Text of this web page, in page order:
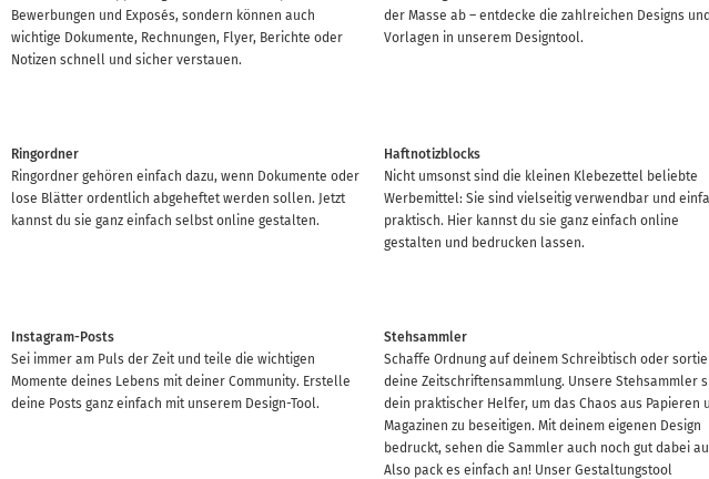
Bewerbungen und Exposés, sondern können auch
wichtige Dokumente, Rechnungen, Flyer, Berichte oder
Notizen schnell und sicher verstauen.
der Masse ab – entdecke die zahlreichen Designs und
Vorlagen in unserem Designtool.
Ringordner
Ringordner gehören einfach dazu, wenn Dokumente oder
lose Blätter ordentlich abgeheftet werden sollen. Jetzt
kannst du sie ganz einfach selbst online gestalten.
Haftnotizblocks
Nicht umsonst sind die kleinen Klebezettel beliebte
Werbemittel: Sie sind vielseitig verwendbar und
praktisch. Hier kannst du sie ganz einfach online
gestalten und bedrucken lassen.
Instagram-Posts
Sei immer am Puls der Zeit und teile die wichtigen
Momente deines Lebens mit deiner Community. Erstelle
deine Posts ganz einfach mit unserem Design-Tool.
Stehsammler
Schaffe Ordnung auf deinem Schreibtisch oder
deine Zeitschriftensammlung. Unsere Stehsammler
dein praktischer Helfer, um das Chaos aus Papieren
Magazinen zu beseitigen. Mit deinem eigenen Design
bedruckt, sehen die Sammler auch noch gut dabei
Also pack es einfach an! Unser Gestaltungstool